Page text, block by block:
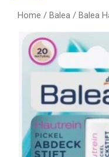
Home / Balea / Balea